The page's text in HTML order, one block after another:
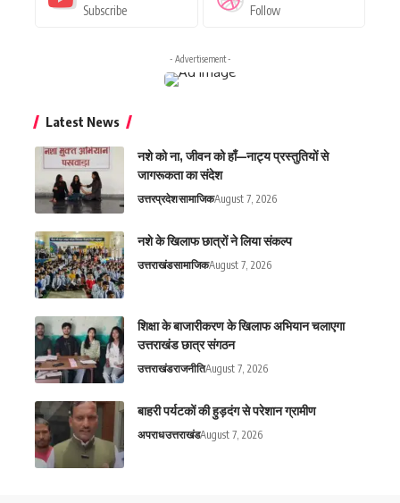
Subscribe Follow
- Advertisement -
Latest News
नशे को ना, जीवन को हाँ—नाट्य प्रस्तुतियों से
जागरूकता का संदेश
उत्तरप्रदेशसामाजिकAugust 7, 2026
नशे के खिलाफ छात्रों ने लिया संकल्प
उत्तराखंडसामाजिकAugust 7, 2026
शिक्षा के बाजारीकरण के खिलाफ अभियान चलाएगा
उत्तराखंड छात्र संगठन
उत्तराखंडराजनीतिAugust 7, 2026
बाहरी पर्यटकों की हुड़दंग से परेशान ग्रामीण
अपराधउत्तराखंडAugust 7, 2026